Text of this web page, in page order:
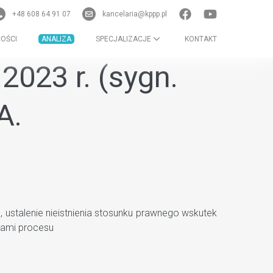
+48 608 64 91 07 kancelaria@kppp.pl
ANALIZA SPECJALIZACJE KONTAKT
r. (sygn.
nieistnienia stosunku prawnego wskutek
procesu